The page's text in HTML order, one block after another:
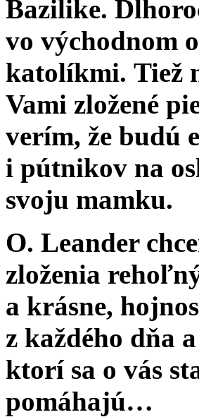
Bazilike.
vo východnom
katolíkmi. Tiež
Vami zložené
verím, že budú
i pútnikov na
svoju mamku.
O. Leander
zloženia
a krásne,
z každého dňa
ktorí sa o vás
pomáhajú…